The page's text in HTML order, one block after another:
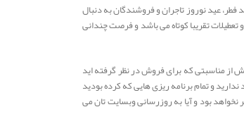
عید نوروز تاجران و فروشندگان به دنبال
تقریبا کوتاه می باشد و فرصت چندانی
از مناسبتی که برای فروش در نظر گرفته اید
و تمام برنامه ریزی هایی که کرده بودید
نخواهد بود و آیا به روزرسانی وبسایت تان می